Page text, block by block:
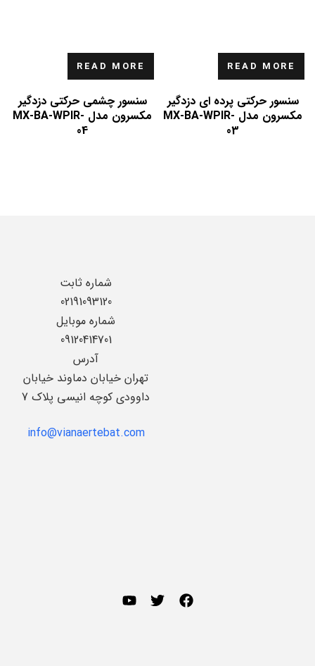
READ MORE
سنسور حرکتی پرده ای دزدگیر
مکسرون مدل MX-BA-WPIR-
03
READ MORE
سنسور چشمی حرکتی دزدگیر
مکسرون مدل MX-BA-WPIR-
04
شماره ثابت
02191093120
شماره موبایل
09120414701
آدرس
تهران خیابان دماوند خیابان
داوودی کوچه انیسی پلاک 7
info@vianaertebat.com